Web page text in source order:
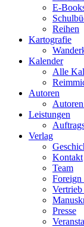
E-
Reihen
Kartografie
Kalender
Alle
Autoren
Leistungen
Verlag
Kontakt
Team
Foreign
Presse